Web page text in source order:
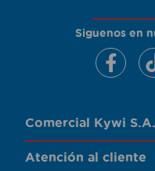
Siguenos en
Comercial Kywi S.A.
Atención al cliente